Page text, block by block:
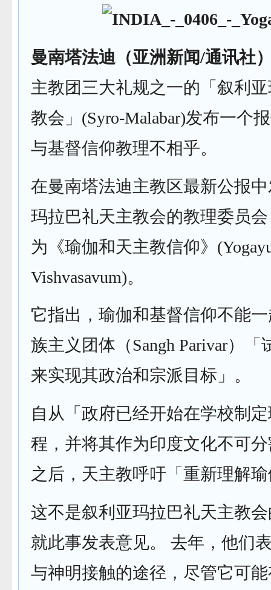
曼南塔法迪（亚洲新闻/通讯社
主教团三大礼规之一的「叙利
教会」(Syro-Malabar)发布一个
与基督信仰教理不相乎。
在曼南塔法迪主教区最新公报
玛拉巴礼天主教会的教理委员
为《瑜伽和天主教信仰》
Vishvasavum)。
它指出，瑜伽和基督信仰不能
族主义团体（Sangh Parivar）「
来实现其政治和宗派目标」。
自从「政府已经开始在学校制
程，并将其作为印度文化不可
之后，天主教呼吁「重新理解
这不是叙利亚玛拉巴礼天主教
就此事发表意见。 去年，他们
与神明接触的途径，尽管它可